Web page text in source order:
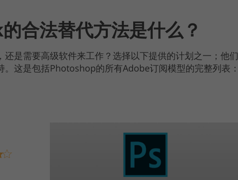
合法替代方法是什么？
是需要高级软件来工作？选择以下提供的计划之一；他们
这是包括Photoshop的所有Adobe订阅模型的完整列表：